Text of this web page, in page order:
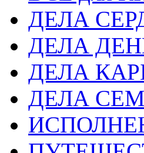
ДЕЛА
ДЕЛА
ДЕЛА
ДЕЛА